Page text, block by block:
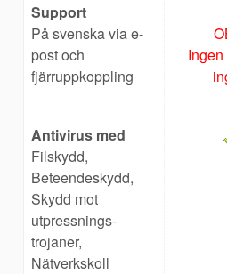
Support
På svenska via e-
post och
fjärruppkoppling
Antivirus med
Filskydd,
Beteendeskydd,
Skydd mot
utpressnings-
trojaner,
Nätverkskoll